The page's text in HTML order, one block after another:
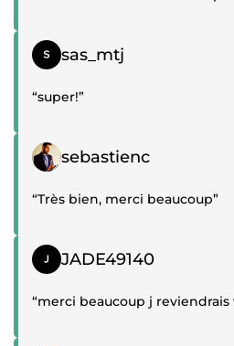
Témoignage positif
sas_mtj
“super!”
Témoignage positif
sebastienc
“Très bien, merci beaucoup”
Témoignage positif
JADE49140
“merci beaucoup j reviendrais